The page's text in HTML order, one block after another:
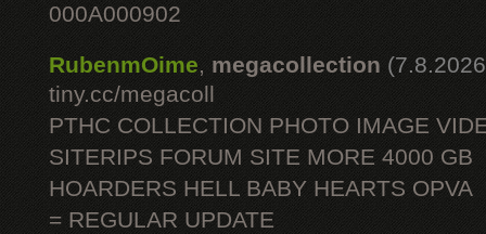
000A000902
RubenmOime, megacollection
tiny.cc/megacoll
PTHC COLLECTION PHOTO IMAGE
SITERIPS FORUM SITE MORE 4000 GB
HOARDERS HELL BABY HEARTS OPVA
= REGULAR UPDATE